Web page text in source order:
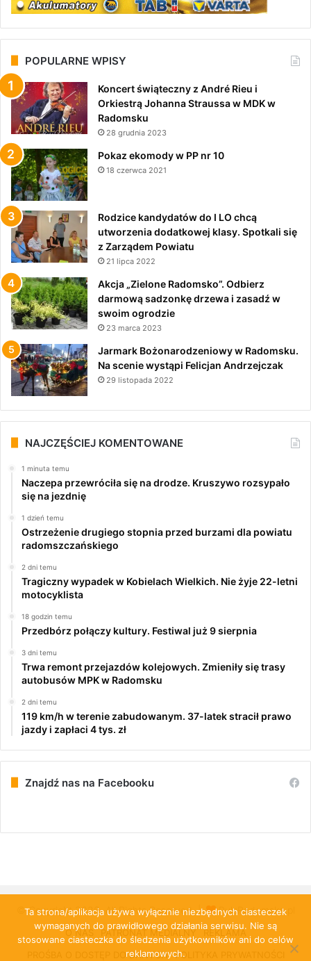
POPULARNE WPISY
Koncert świąteczny z André Rieu i
Orkiestrą Johanna Straussa w MDK w
Radomsku
28 grudnia 2023
Pokaz ekomody w PP nr 10
18 czerwca 2021
Rodzice kandydatów do I LO chcą
utworzenia dodatkowej klasy. Spotkali się
z Zarządem Powiatu
21 lipca 2022
Akcja „Zielone Radomsko”. Odbierz
darmową sadzonkę drzewa i zasadź w
swoim ogrodzie
23 marca 2023
Jarmark Bożonarodzeniowy w Radomsku.
Na scenie wystąpi Felicjan Andrzejczak
29 listopada 2022
NAJCZĘŚCIEJ KOMENTOWANE
1 minuta temu
Naczepa przewróciła się na drodze. Kruszywo rozsypało
się na jezdnię
1 dzień temu
Ostrzeżenie drugiego stopnia przed burzami dla powiatu
radomszczańskiego
2 dni temu
Tragiczny wypadek w Kobielach Wielkich. Nie żyje 22-letni
motocyklista
18 godzin temu
Przedbórz połączy kultury. Festiwal już 9 sierpnia
3 dni temu
Trwa remont przejazdów kolejowych. Zmieniły się trasy
autobusów MPK w Radomsku
2 dni temu
119 km/h w terenie zabudowanym. 37-latek stracił prawo
jazdy i zapłaci 4 tys. zł
Znajdź nas na Facebooku
© Copyright 2026, All Rights Reserved | PulsRadomska.pl
O NAS PATRONAT MEDIALNY
REKLAMA
PROŚBA O DOSTĘP DO DANYCH
POLITYKA PRYWATNOŚCI
Ta strona/aplikacja używa wyłącznie niezbędnych ciasteczek
wymaganych do prawidłowego działania serwisu. Nie są
stosowane ciasteczka do śledzenia użytkowników ani do celów
reklamowych.